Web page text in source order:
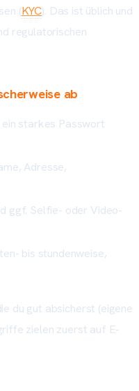
(KYC). Das ist üblich und
regulatorischen
ab
starkes Passwort
Adresse,
ggf. Selfie- oder Video-
bis stundenweise,
du gut absicherst (eigene
zielen zuerst auf E-